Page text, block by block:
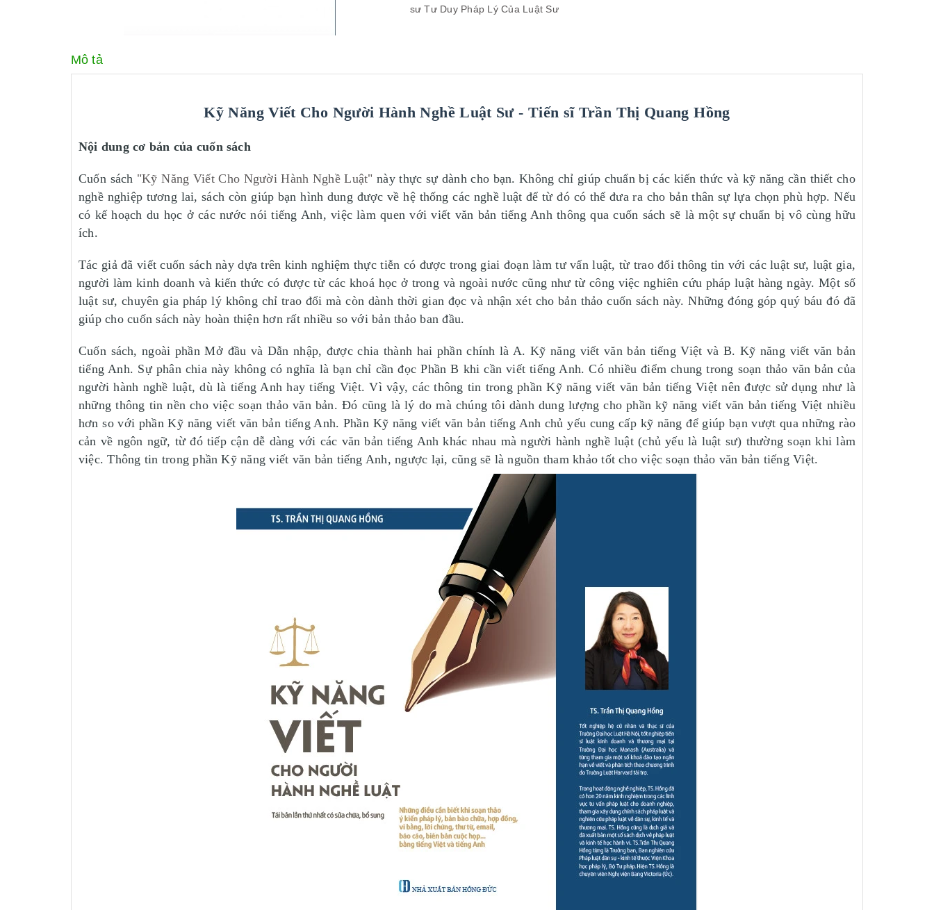
sư Tư Duy Pháp Lý Của Luật Sư
Mô tả
Kỹ Năng Viết Cho Người Hành Nghề Luật Sư - Tiến sĩ Trần Thị Quang Hồng
Nội dung cơ bản của cuốn sách
Cuốn sách "Kỹ Năng Viết Cho Người Hành Nghề Luật" này thực sự dành cho bạn. Không chỉ giúp chuẩn bị các kiến thức và kỹ năng cần thiết cho
nghề nghiệp tương lai, sách còn giúp bạn hình dung được về hệ thống các nghề luật để từ đó có thể đưa ra cho bản thân sự lựa chọn phù hợp. Nếu
có kế hoạch du học ở các nước nói tiếng Anh, việc làm quen với viết văn bản tiếng Anh thông qua cuốn sách sẽ là một sự chuẩn bị vô cùng hữu
ích.
Tác giả đã viết cuốn sách này dựa trên kinh nghiệm thực tiễn có được trong giai đoạn làm tư vấn luật, từ trao đổi thông tin với các luật sư, luật gia,
người làm kinh doanh và kiến thức có được từ các khoá học ở trong và ngoài nước cũng như từ công việc nghiên cứu pháp luật hàng ngày. Một số
luật sư, chuyên gia pháp lý không chỉ trao đổi mà còn dành thời gian đọc và nhận xét cho bản thảo cuốn sách này. Những đóng góp quý báu đó đã
giúp cho cuốn sách này hoàn thiện hơn rất nhiều so với bản thảo ban đầu.
Cuốn sách, ngoài phần Mở đầu và Dẫn nhập, được chia thành hai phần chính là A. Kỹ năng viết văn bản tiếng Việt và B. Kỹ năng viết văn bản
tiếng Anh. Sự phân chia này không có nghĩa là bạn chỉ cần đọc Phần B khi cần viết tiếng Anh. Có nhiều điểm chung trong soạn thảo văn bản của
người hành nghề luật, dù là tiếng Anh hay tiếng Việt. Vì vậy, các thông tin trong phần Kỹ năng viết văn bản tiếng Việt nên được sử dụng như là
những thông tin nền cho việc soạn thảo văn bản. Đó cũng là lý do mà chúng tôi dành dung lượng cho phần kỹ năng viết văn bản tiếng Việt nhiều
hơn so với phần Kỹ năng viết văn bản tiếng Anh. Phần Kỹ năng viết văn bản tiếng Anh chủ yếu cung cấp kỹ năng để giúp bạn vượt qua những rào
cản về ngôn ngữ, từ đó tiếp cận dễ dàng với các văn bản tiếng Anh khác nhau mà người hành nghề luật (chủ yếu là luật sư) thường soạn khi làm
việc. Thông tin trong phần Kỹ năng viết văn bản tiếng Anh, ngược lại, cũng sẽ là nguồn tham khảo tốt cho việc soạn thảo văn bản tiếng Việt.